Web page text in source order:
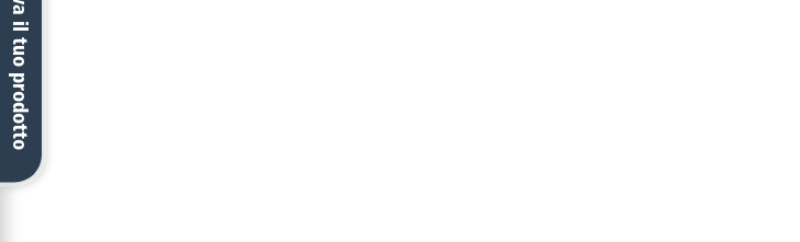
Trova il tuo prodotto